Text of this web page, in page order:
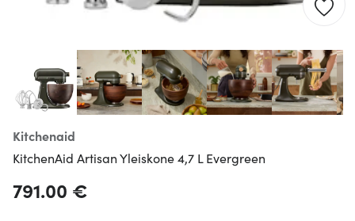
Kitchenaid
KitchenAid Artisan Yleiskone 4,7 L Evergreen
791.00 €